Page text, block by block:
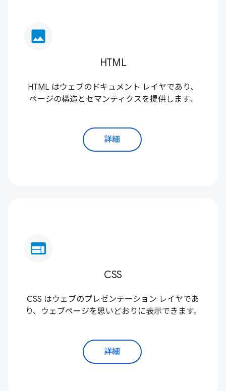
image
HTML
HTML はウェブのドキュメント レイヤであり、
ページの構造とセマンティクスを提供します。
詳細
web
CSS
CSS はウェブのプレゼンテーション レイヤであ
り、ウェブページを思いどおりに表示できます。
詳細